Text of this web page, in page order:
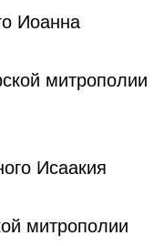
Иоанна
митрополии
Исаакия
митрополии